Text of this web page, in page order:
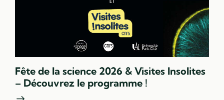
Fête de la science 2026 & Visites Insolites
– Découvrez le programme !